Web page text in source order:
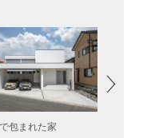
包まれた家